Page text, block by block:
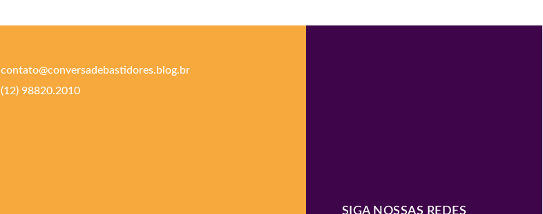
contato@conversadebastidores.blog.br
(12) 98820.2010
SIGA NOSSAS REDES